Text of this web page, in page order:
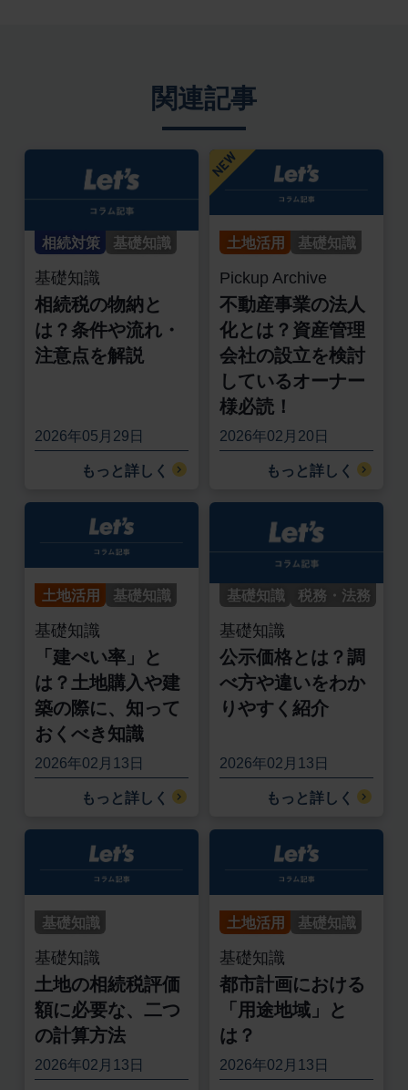
関連記事
相続対策 基礎知識
基礎知識
相続税の物納と
は？条件や流れ・
注意点を解説
2026年05月29日
もっと詳しく
土地活用 基礎知識
Pickup Archive
不動産事業の法人
化とは？資産管理
会社の設立を検討
しているオーナー
様必読！
2026年02月20日
もっと詳しく
土地活用 基礎知識
基礎知識
「建ぺい率」と
は？土地購入や建
築の際に、知って
おくべき知識
2026年02月13日
もっと詳しく
基礎知識 税務・法務
基礎知識
公示価格とは？調
べ方や違いをわか
りやすく紹介
2026年02月13日
もっと詳しく
基礎知識
基礎知識
土地の相続税評価
額に必要な、二つ
の計算方法
2026年02月13日
土地活用 基礎知識
基礎知識
都市計画における
「用途地域」と
は？
2026年02月13日